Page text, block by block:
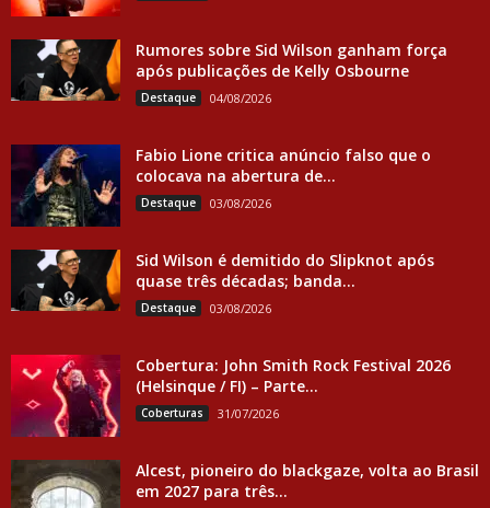
Rumores sobre Sid Wilson ganham força
após publicações de Kelly Osbourne
Destaque 04/08/2026
Fabio Lione critica anúncio falso que o
colocava na abertura de...
Destaque 03/08/2026
Sid Wilson é demitido do Slipknot após
quase três décadas; banda...
Destaque 03/08/2026
Cobertura: John Smith Rock Festival 2026
(Helsinque / FI) – Parte...
Coberturas 31/07/2026
Alcest, pioneiro do blackgaze, volta ao Brasil
em 2027 para três...